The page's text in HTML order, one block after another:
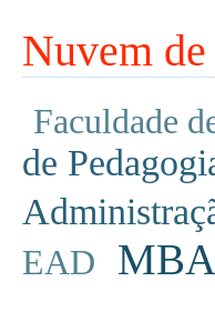
Nuvem de
Faculdade
de
EAD MBA